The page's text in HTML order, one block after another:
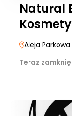
Natural
Aleja Parkowa
Teraz